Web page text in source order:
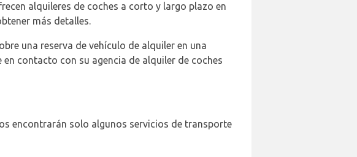
alquileres de coches a corto y largo plazo en
más detalles.
una reserva de vehículo de alquiler en una
contacto con su agencia de alquiler de coches
encontrarán solo algunos servicios de transporte